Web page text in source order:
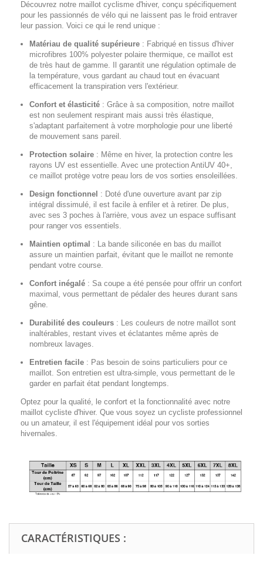
Découvrez notre maillot cyclisme d'hiver, conçu spécifiquement
pour les passionnés de vélo qui ne laissent pas le froid entraver
leur passion. Voici ce qui le rend unique :
Matériau de qualité supérieure : Fabriqué en tissus d'hiver
microfibres 100% polyester polaire thermique, ce maillot est
de très haut de gamme. Il garantit une régulation optimale de
la température, vous gardant au chaud tout en évacuant
efficacement la transpiration vers l'extérieur.
Confort et élasticité : Grâce à sa composition, notre maillot
est non seulement respirant mais aussi très élastique,
s'adaptant parfaitement à votre morphologie pour une liberté
de mouvement sans pareil.
Protection solaire : Même en hiver, la protection contre les
rayons UV est essentielle. Avec une protection AntiUV 40+,
ce maillot protège votre peau lors de vos sorties ensoleillées.
Design fonctionnel : Doté d'une ouverture avant par zip
intégral dissimulé, il est facile à enfiler et à retirer. De plus,
avec ses 3 poches à l'arrière, vous avez un espace suffisant
pour ranger vos essentiels.
Maintien optimal : La bande siliconée en bas du maillot
assure un maintien parfait, évitant que le maillot ne remonte
pendant votre course.
Confort inégalé : Sa coupe a été pensée pour offrir un confort
maximal, vous permettant de pédaler des heures durant sans
gêne.
Durabilité des couleurs : Les couleurs de notre maillot sont
inaltérables, restant vives et éclatantes même après de
nombreux lavages.
Entretien facile : Pas besoin de soins particuliers pour ce
maillot. Son entretien est ultra-simple, vous permettant de le
garder en parfait état pendant longtemps.
Optez pour la qualité, le confort et la fonctionnalité avec notre
maillot cycliste d'hiver. Que vous soyez un cycliste professionnel
ou un amateur, il est l'équipement idéal pour vos sorties
hivernales.
CARACTÉRISTIQUES :